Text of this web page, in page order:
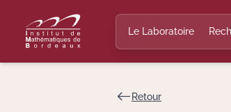
Le Laboratoire
Retour